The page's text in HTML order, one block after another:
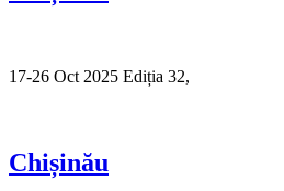
17-26 Oct 2025 Ediția 32,
Chișinău